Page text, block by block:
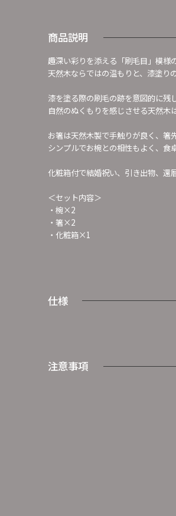
商品説明
趣深い彩りを添える「刷毛目」模様
天然木ならではの温もりと、漆塗り
漆を塗る際の刷毛の跡を意図的に残
自然のぬくもりを感じさせる天然木
お箸は天然木製で手触りが良く、箸
シンプルでお椀との相性もよく、食
化粧箱付で結婚祝い、引き出物、還
＜セット内容＞
・椀×2
・箸×2
・化粧箱×1
仕様
注意事項